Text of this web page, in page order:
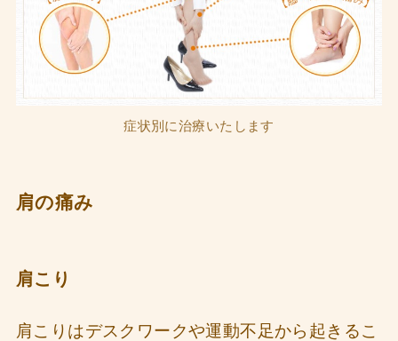
症状別に治療いたします
肩の痛み
肩こり
肩こりはデスクワークや運動不足から起きるこ